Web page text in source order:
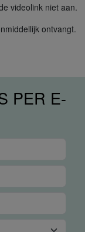
videolink niet aan.
ontvangt.
PER E-